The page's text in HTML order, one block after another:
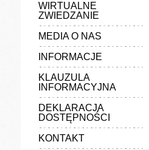
WIRTUALNE
ZWIEDZANIE
MEDIA O NAS
INFORMACJE
KLAUZULA
INFORMACYJNA
DEKLARACJA
DOSTĘPNOŚCI
KONTAKT